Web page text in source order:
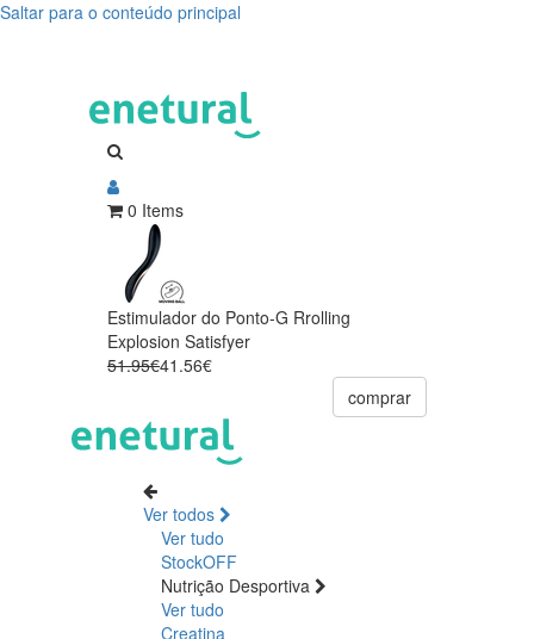
Saltar para o conteúdo principal
0 Items
Estimulador do Ponto-G Rrolling
Explosion Satisfyer
51.95€41.56€
comprar
Ver todos
Ver tudo
StockOFF
Nutrição Desportiva
Ver tudo
Creatina